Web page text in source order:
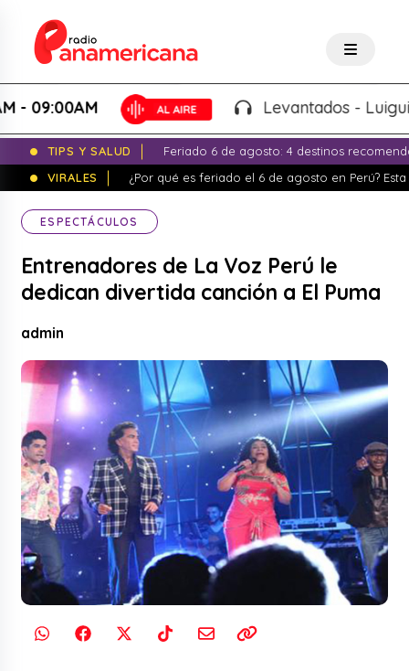
Levantados - Luigui
TIPS Y SALUD
Feriado 6 de agosto: 4 destinos
VIRALES
¿Por qué es feriado el 6 de agosto en Perú?
ESPECTÁCULOS
Entrenadores de La Voz Perú le
dedican divertida canción a El Puma
admin